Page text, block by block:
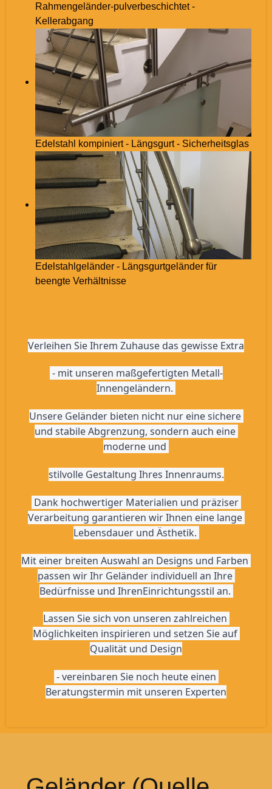
Rahmengeländer-pulverbeschichtet -
Kellerabgang
Edelstahl kompiniert - Längsgurt - Sicherheitsglas
Edelstahlgeländer - Längsgurtgeländer für
beengte Verhältnisse
Verleihen Sie Ihrem Zuhause das gewisse Extra
Innengeländern.
Unsere Geländer bieten nicht nur eine sichere
und stabile Abgrenzung, sondern auch eine
moderne und
stilvolle Gestaltung Ihres Innenraums.
Verarbeitung garantieren wir Ihnen eine lange
Lebensdauer und Ästhetik.
Mit einer breiten Auswahl an Designs und Farben
passen wir Ihr Geländer individuell an Ihre
Bedürfnisse und IhrenEinrichtungsstil an.
Lassen Sie sich von unseren zahlreichen
Möglichkeiten inspirieren und setzen Sie auf
Qualität und Design
Beratungstermin mit unseren Experten